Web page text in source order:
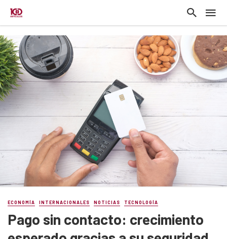
ECONOMÍA INTERNACIONALES NOTICIAS TECNOLOGÍA
Pago sin contacto: crecimiento